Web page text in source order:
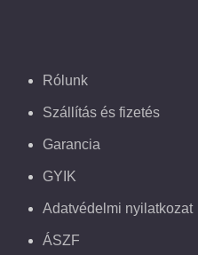
Rólunk
Szállítás és fizetés
Garancia
GYIK
Adatvédelmi nyilatkozat
ÁSZF